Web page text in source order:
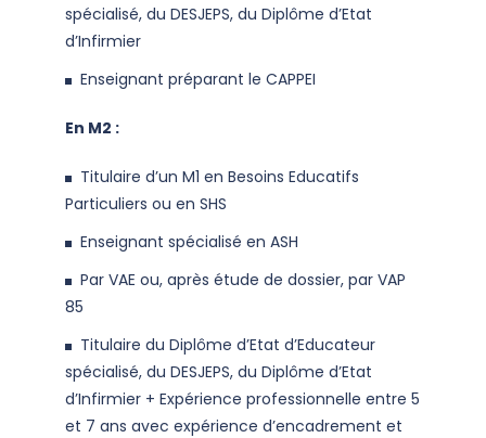
spécialisé, du DESJEPS, du Diplôme d’Etat
d’Infirmier
Enseignant préparant le CAPPEI
En M2 :
Titulaire d’un M1 en Besoins Educatifs
Particuliers ou en SHS
Enseignant spécialisé en ASH
Par VAE ou, après étude de dossier, par VAP
85
Titulaire du Diplôme d’Etat d’Educateur
spécialisé, du DESJEPS, du Diplôme d’Etat
d’Infirmier + Expérience professionnelle entre 5
et 7 ans avec expérience d’encadrement et